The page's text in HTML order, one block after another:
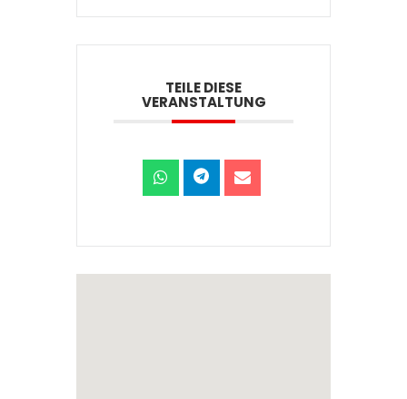
TEILE DIESE
VERANSTALTUNG